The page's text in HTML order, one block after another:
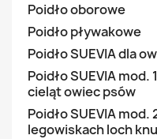
Poidło oborowe
Poidło pływakowe
Poidło SUEVIA dla
Poidło SUEVIA mod.
cieląt owiec psów
Poidło SUEVIA
legowiskach loch